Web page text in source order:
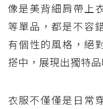
像是美背細肩帶上
等單品，都是不容
有個性的風格，絕
搭中，展現出獨特品
衣服不僅僅是日常